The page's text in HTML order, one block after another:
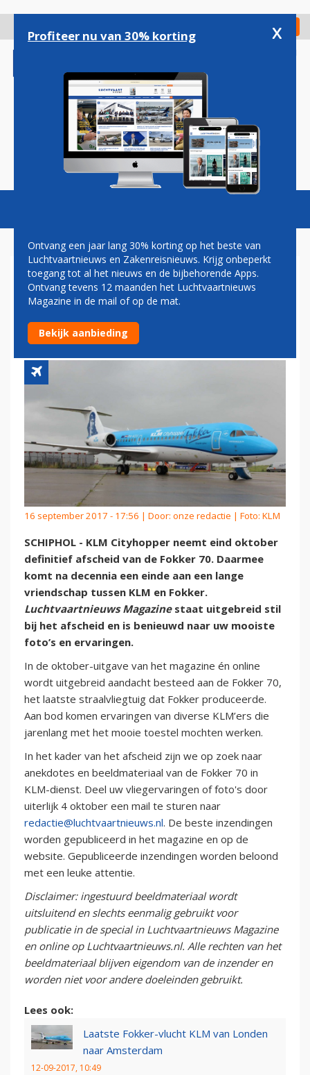
gaan
Check in
Magazine Podcasts Vacatures
AFSCHEID FOKKER 70 KLM
CITYHOPPER: DEEL UW
FOTO’S EN ERVARINGEN
16 september 2017 - 17:56 | Door: onze redactie | Foto: KLM
SCHIPHOL - KLM Cityhopper neemt eind oktober
definitief afscheid van de Fokker 70. Daarmee
komt na decennia een einde aan een lange
vriendschap tussen KLM en Fokker.
Luchtvaartnieuws Magazinestaat uitgebreid stil
bij het afscheid en is benieuwd naar uw mooiste
foto’s en ervaringen.
In de oktober-uitgave van het magazine én online
wordt uitgebreid aandacht besteed aan de Fokker 70,
het laatste straalvliegtuig dat Fokker produceerde.
Aan bod komen ervaringen van diverse KLM’ers die
jarenlang met het mooie toestel mochten werken.
In het kader van het afscheid zijn we op zoek naar
anekdotes en beeldmateriaal van de Fokker 70 in
KLM-dienst. Deel uw vliegervaringen of foto's door
uiterlijk 4 oktober een mail te sturen naar
redactie@luchtvaartnieuws.nl. De beste inzendingen
worden gepubliceerd in het magazine en op de
website. Gepubliceerde inzendingen worden beloond
met een leuke attentie.
Disclaimer: ingestuurd beeldmateriaal wordt
uitsluitend en slechts eenmalig gebruikt voor
publicatie in de special in Luchtvaartnieuws Magazine
en online op Luchtvaartnieuws.nl. Alle rechten van het
beeldmateriaal blijven eigendom van de inzender en
worden niet voor andere doeleinden gebruikt.
Lees ook:
Laatste Fokker-vlucht KLM van Londen
naar Amsterdam
12-09-2017, 10:49
Profiteer nu van 30% korting x
Ontvang een jaar lang 30% korting op het beste van
Luchtvaartnieuws en Zakenreisnieuws. Krijg onbeperkt
toegang tot al het nieuws en de bijbehorende Apps.
Ontvang tevens 12 maanden het Luchtvaartnieuws
Magazine in de mail of op de mat.
Bekijk aanbieding